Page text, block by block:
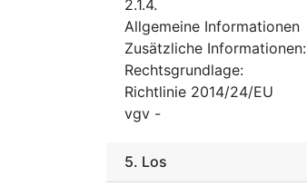
2.1.4.
Allgemeine Informationen
Zusätzliche Informationen:
Rechtsgrundlage:
Richtlinie 2014/24/EU
vgv -
5. Los